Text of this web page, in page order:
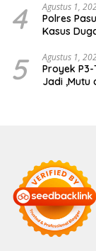
4 Agustus 1,
Polres
Kasus
5 Agustus 1,
Proyek
Jadi ,Mutu